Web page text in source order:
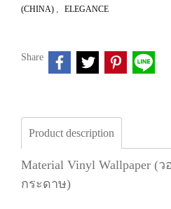
(CHINA) , ELEGANCE
Share
Product description
Material Vinyl Wallpaper (
กระดาษ)